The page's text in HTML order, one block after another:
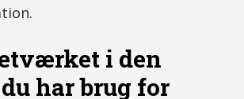
i den
har brug for